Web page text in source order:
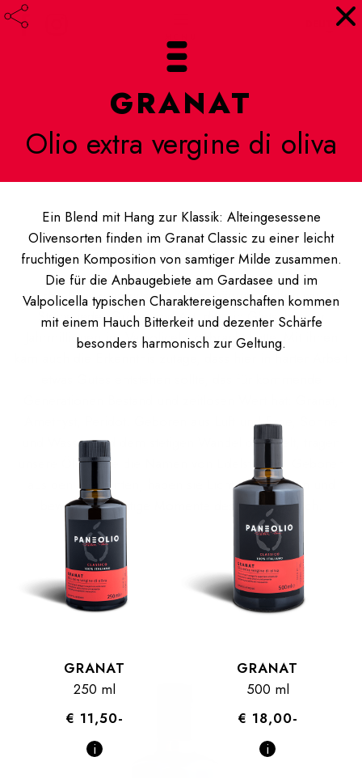
DEUTSCH
GRANAT
Olio extra vergine di oliva
Ein Blend mit Hang zur Klassik: Alteingesessene
Olivensorten finden im Granat Classic zu einer leicht
fruchtigen Komposition von samtiger Milde zusammen.
Die für die Anbaugebiete am Gardasee und im
Valpolicella typischen Charaktereigenschaften kommen
mit einem Hauch Bitterkeit und dezenter Schärfe
besonders harmonisch zur Geltung.
GRANAT
250 ml
€ 11,50-
i
GRANAT
500 ml
€ 18,00-
i
ZEITLOS EDEL
Bei der Pflanzung unserer Olivenbäume stießen wir auf
Steine jeder Größe und Art, die ein Gletscher vor
Jahrmillionen ins Valpolicella gebracht hatte. Mit ihnen
Amethyst, Peridot. Geboren aus Luft und Erde, Sonne
und Wasser und dem stetigen Wandel der Welt, tragen
unsere Öle heute die Namen von Edelsteinen. Geboren
aus den Elementen, haben sie Licht eingefangen und
bewahren flüchtige Momente des Glücks in sich.